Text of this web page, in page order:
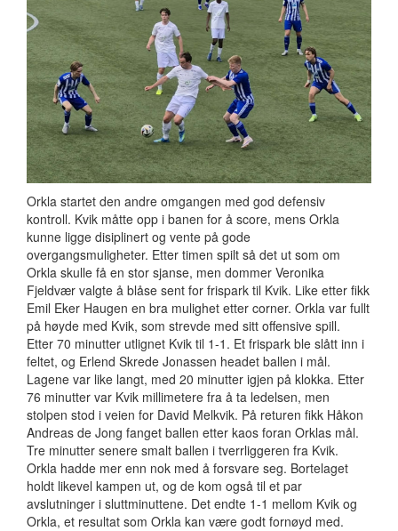
Orkla startet den andre omgangen med god defensiv
kontroll. Kvik måtte opp i banen for å score, mens Orkla
kunne ligge disiplinert og vente på gode
overgangsmuligheter. Etter timen spilt så det ut som om
Orkla skulle få en stor sjanse, men dommer Veronika
Fjeldvær valgte å blåse sent for frispark til Kvik. Like etter fikk
Emil Eker Haugen en bra mulighet etter corner. Orkla var fullt
på høyde med Kvik, som strevde med sitt offensive spill.
Etter 70 minutter utlignet Kvik til 1-1. Et frispark ble slått inn i
feltet, og Erlend Skrede Jonassen headet ballen i mål.
Lagene var like langt, med 20 minutter igjen på klokka. Etter
76 minutter var Kvik millimetere fra å ta ledelsen, men
stolpen stod i veien for David Melkvik. På returen fikk Håkon
Andreas de Jong fanget ballen etter kaos foran Orklas mål.
Tre minutter senere smalt ballen i tverrliggeren fra Kvik.
Orkla hadde mer enn nok med å forsvare seg. Bortelaget
holdt likevel kampen ut, og de kom også til et par
avslutninger i sluttminuttene. Det endte 1-1 mellom Kvik og
Orkla, et resultat som Orkla kan være godt fornøyd med.